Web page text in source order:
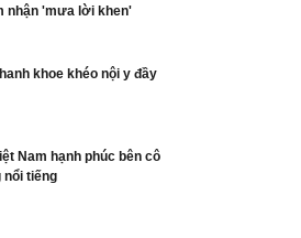
nhận 'mưa lời khen'
khoe khéo nội y đầy
Nam hạnh phúc bên cô
nổi tiếng